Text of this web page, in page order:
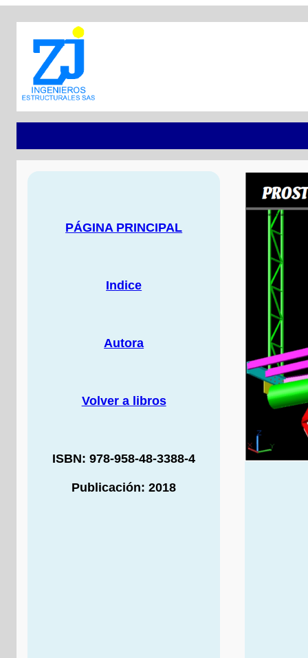
PÁGINA PRINCIPAL
Indice
Autora
Volver a libros
ISBN: 978-958-48-3388-4
Publicación: 2018